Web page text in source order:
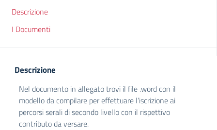
Descrizione
I Documenti
Descrizione
Nel documento in allegato trovi il file .word con il
modello da compilare per effettuare l’iscrizione ai
percorsi serali di secondo livello con il rispettivo
contributo da versare.